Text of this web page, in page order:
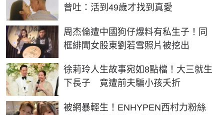
曾吐：活到49歲才找到真愛
周杰倫遭中國狗仔爆料有私生子！同
框緋聞女股東劉若雪照片被挖出
徐莉玲人生故事宛如8點檔！大三就生
下長子 竟遭前夫騙小孩夭折
被網暴輕生！ENHYPEN西村力粉絲